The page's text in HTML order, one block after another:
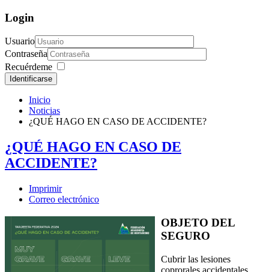
Login
Usuario
Contraseña
Recuérdeme
Identificarse
Inicio
Noticias
¿QUÉ HAGO EN CASO DE ACCIDENTE?
¿QUÉ HAGO EN CASO DE
ACCIDENTE?
Imprimir
Correo electrónico
OBJETO DEL
SEGURO
Cubrir las lesiones
coprorales accidentales